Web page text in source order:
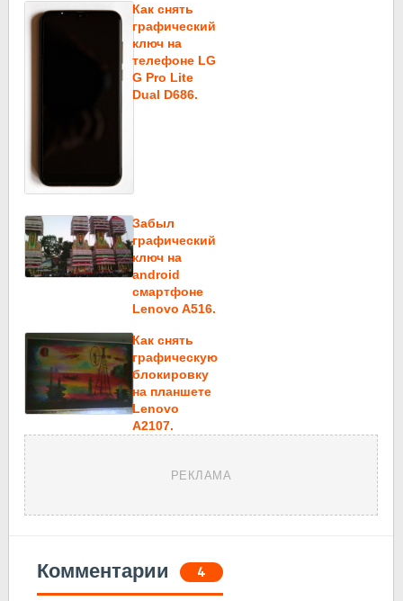
Как снять
графический
ключ на
телефоне LG
G Pro Lite
Dual D686.
Забыл
графический
ключ на
android
смартфоне
Lenovo A516.
Как снять
графическую
блокировку
на планшете
Lenovo
A2107.
РЕКЛАМА
Комментарии 4